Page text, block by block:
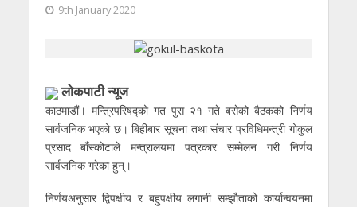
9th January 2020
लाेकपाटी न्यूज
काठमाडौं। मन्त्रिपरिषद्को गत पुस २१ गते बसेको बैठकको निर्णय
सार्वजनिक भएको छ। बिहीबार सूचना तथा संचार प्रविधिमन्त्री गोकुल
प्रसाद बाँस्कोटाले मन्त्रालयमा पत्रकार सम्मेलन गरी निर्णय
सार्वजनिक गरेका हुन्।
निर्णयअनुसार द्विपक्षीय र बहुपक्षीय लगानी सम्झौताको कार्यान्वयनमा